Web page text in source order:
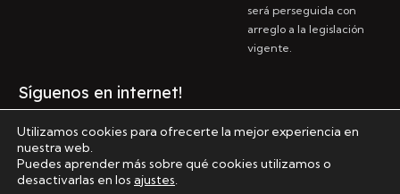
será perseguida con
arreglo a la legislación
vigente.
Síguenos en internet!
Utilizamos cookies para ofrecerte la mejor experiencia en
nuestra web.
Puedes aprender más sobre qué cookies utilizamos o
desactivarlas en los ajustes.